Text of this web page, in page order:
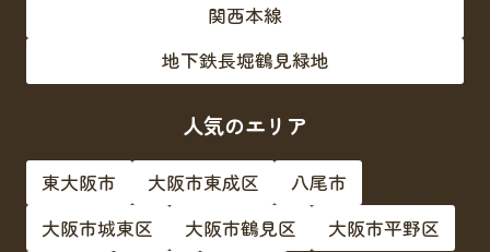
関西本線
地下鉄長堀鶴見緑地
人気のエリア
東大阪市 大阪市東成区
八尾市
大阪市城東区
大阪市鶴見区
大阪市平野区